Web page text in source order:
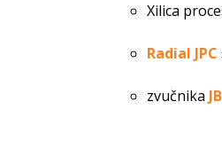
Xilica
Radial JPC
zvučnika